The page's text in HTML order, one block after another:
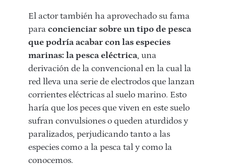
El actor también ha aprovechado su fama
para concienciar sobre un tipo de pesca
que podría acabar con las especies
marinas: la pesca eléctrica, una
derivación de la convencional en la cual la
red lleva una serie de electrodos que lanzan
corrientes eléctricas al suelo marino. Esto
haría que los peces que viven en este suelo
sufran convulsiones o queden aturdidos y
paralizados, perjudicando tanto a las
especies como a la pesca tal y como la
conocemos.